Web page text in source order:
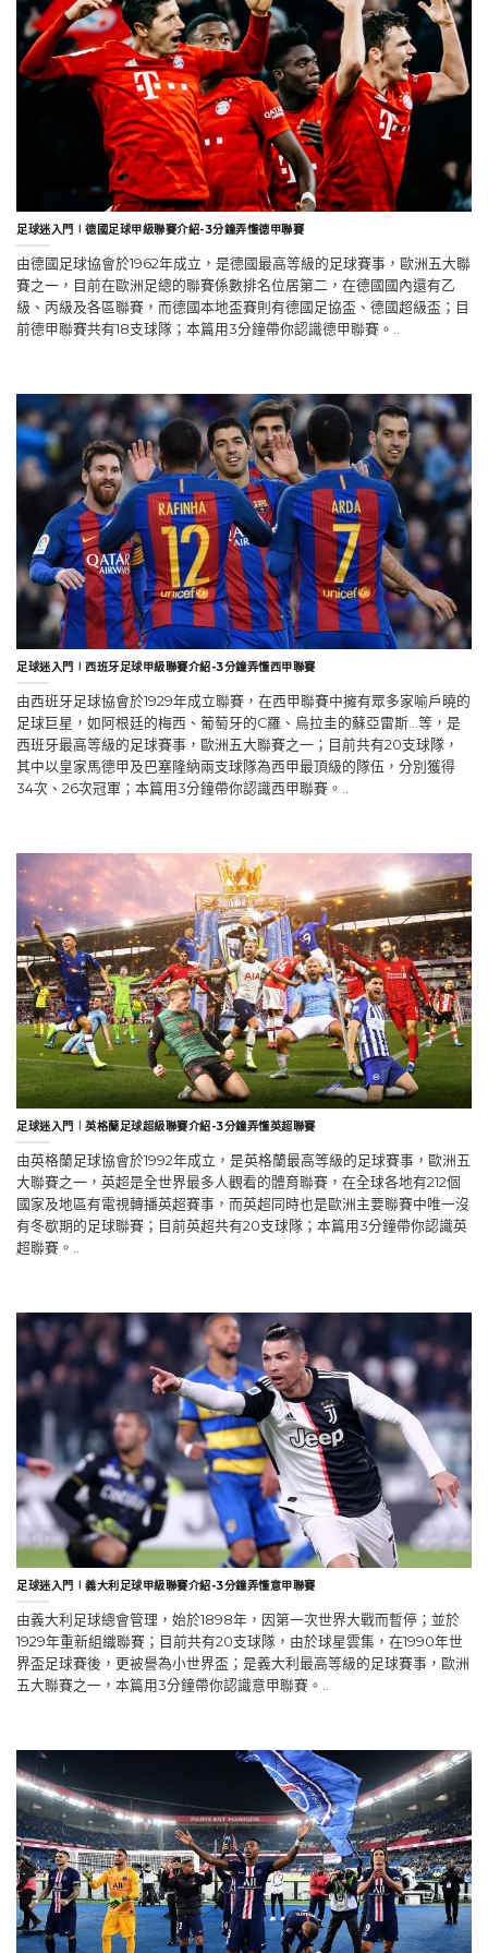
足球迷入門∣德國足球甲級聯賽介紹-3分鐘弄懂德甲聯賽
由德國足球協會於1962年成立，是德國最高等級的足球賽事，歐洲五大聯
賽之一，目前在歐洲足總的聯賽係數排名位居第二，在德國國內還有乙
級、丙級及各區聯賽，而德國本地盃賽則有德國足協盃、德國超級盃；目
前德甲聯賽共有18支球隊；本篇用3分鐘帶你認識德甲聯賽。..
足球迷入門∣西班牙足球甲級聯賽介紹-3分鐘弄懂西甲聯賽
由西班牙足球協會於1929年成立聯賽，在西甲聯賽中擁有眾多家喻戶曉的
足球巨星，如阿根廷的梅西、葡萄牙的C羅、烏拉圭的蘇亞雷斯…等，是
西班牙最高等級的足球賽事，歐洲五大聯賽之一；目前共有20支球隊，
其中以皇家馬德甲及巴塞隆納兩支球隊為西甲最頂級的隊伍，分別獲得
34次、26次冠軍；本篇用3分鐘帶你認識西甲聯賽。..
足球迷入門︱英格蘭足球超級聯賽介紹-3分鐘弄懂英超聯賽
由英格蘭足球協會於1992年成立，是英格蘭最高等級的足球賽事，歐洲五
大聯賽之一，英超是全世界最多人觀看的體育聯賽，在全球各地有212個
國家及地區有電視轉播英超賽事，而英超同時也是歐洲主要聯賽中唯一沒
有冬歇期的足球聯賽；目前英超共有20支球隊；本篇用3分鐘帶你認識英
超聯賽。..
足球迷入門∣義大利足球甲級聯賽介紹-3分鐘弄懂意甲聯賽
由義大利足球總會管理，始於1898年，因第一次世界大戰而暫停；並於
1929年重新組織聯賽；目前共有20支球隊，由於球星雲集，在1990年世
界盃足球賽後，更被譽為小世界盃；是義大利最高等級的足球賽事，歐洲
五大聯賽之一，本篇用3分鐘帶你認識意甲聯賽。..